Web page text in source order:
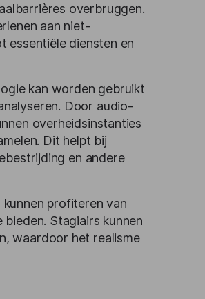
overbruggen.
aan niet-
essentiële diensten en
kan worden gebruikt
Door audio-
overheidsinstanties
Dit helpt bij
en andere
profiteren van
Stagiairs kunnen
waardoor het realisme